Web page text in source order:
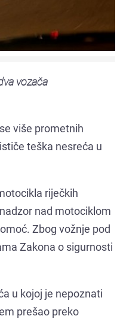
vozača
više prometnih
teška nesreća u
riječkih
nad motociklom
Zbog vožnje pod
Zakona o sigurnosti
u kojoj je nepoznati
prešao preko